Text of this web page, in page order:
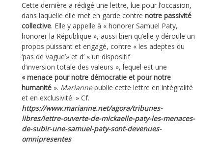
Cette dernière a rédigé une lettre, lue pour l’occasion,
dans laquelle elle met en garde contre notre passivité
collective. Elle y appelle à « honorer Samuel Paty,
honorer la République », aussi bien qu’elle y déroule un
propos puissant et engagé, contre « les adeptes du
‘pas de vague’» et d’ « un dispositif
d’inversion totale des valeurs », lequel est une
« menace pour notre démocratie et pour notre
humanité ». Marianne publie cette lettre en intégralité
et en exclusivité. » Cf.
https://www.marianne.net/agora/tribunes-
libres/lettre-ouverte-de-mickaelle-paty-les-menaces-
de-subir-une-samuel-paty-sont-devenues-
omnipresentes